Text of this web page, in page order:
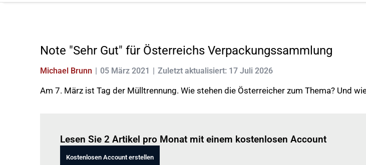
Note "Sehr Gut" für Österreichs Verpackungssammlung
Michael Brunn 05 März 2021 Zuletzt aktualisiert: 17 Juli 2026
Am 7. März ist Tag der Mülltrennung. Wie stehen die Österreicher zum Thema? Und
Lesen Sie 2 Artikel pro Monat mit einem kostenlosen Account
Kostenlosen Account erstellen